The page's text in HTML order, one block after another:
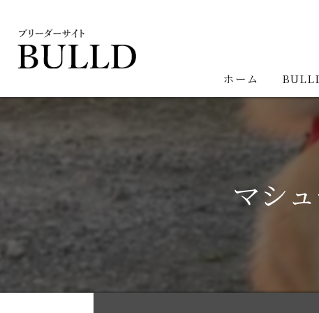
ホーム
マシ